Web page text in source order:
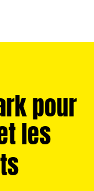
pour
les